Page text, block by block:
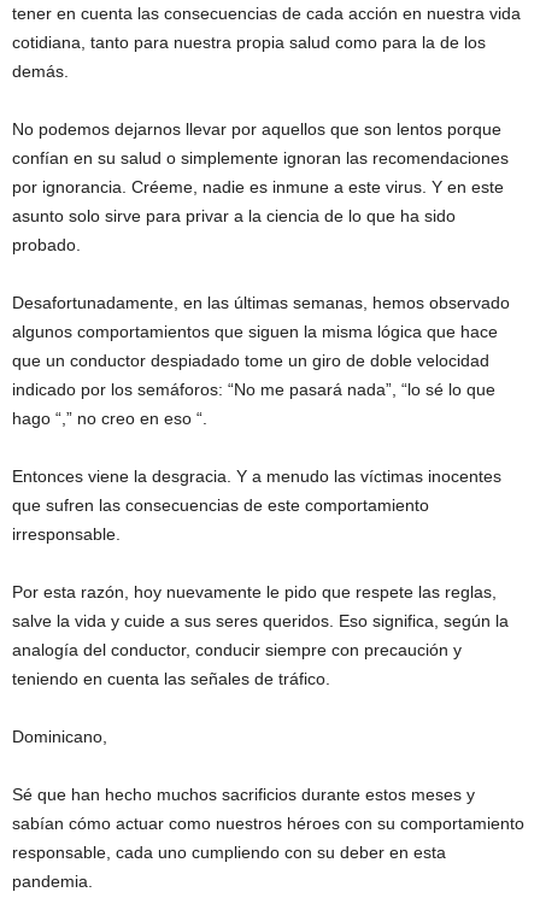
tener en cuenta las consecuencias de cada acción en nuestra vida
cotidiana, tanto para nuestra propia salud como para la de los
demás.
No podemos dejarnos llevar por aquellos que son lentos porque
confían en su salud o simplemente ignoran las recomendaciones
por ignorancia. Créeme, nadie es inmune a este virus. Y en este
asunto solo sirve para privar a la ciencia de lo que ha sido
probado.
Desafortunadamente, en las últimas semanas, hemos observado
algunos comportamientos que siguen la misma lógica que hace
que un conductor despiadado tome un giro de doble velocidad
indicado por los semáforos: “No me pasará nada”, “lo sé lo que
hago “,” no creo en eso “.
Entonces viene la desgracia. Y a menudo las víctimas inocentes
que sufren las consecuencias de este comportamiento
irresponsable.
Por esta razón, hoy nuevamente le pido que respete las reglas,
salve la vida y cuide a sus seres queridos. Eso significa, según la
analogía del conductor, conducir siempre con precaución y
teniendo en cuenta las señales de tráfico.
Dominicano,
Sé que han hecho muchos sacrificios durante estos meses y
sabían cómo actuar como nuestros héroes con su comportamiento
responsable, cada uno cumpliendo con su deber en esta
pandemia.